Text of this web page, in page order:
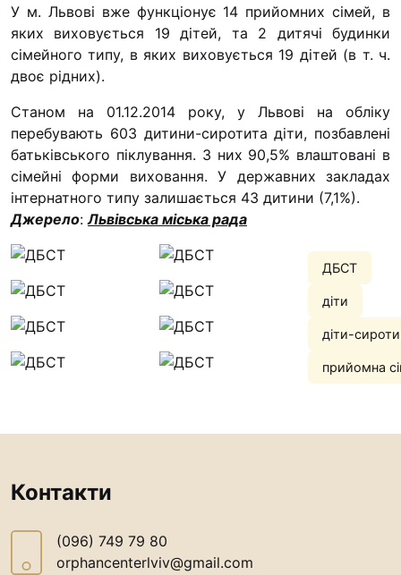
У м. Львові вже функціонує 14 прийомних сімей, в
яких виховується 19 дітей, та 2 дитячі будинки
сімейного типу, в яких виховується 19 дітей (в т. ч.
двоє рідних).
Станом на 01.12.2014 року, у Львові на обліку
перебувають 603 дитини-сиротита діти, позбавлені
батьківського піклування. З них 90,5% влаштовані в
сімейні форми виховання. У державних закладах
інтернатного типу залишається 43 дитини (7,1%).
Джерело:Львівська міська рада
ДБСТ
діти
діти-сироти
прийомна
Контакти
(096) 749 79 80
orphancenterlviv@gmail.com